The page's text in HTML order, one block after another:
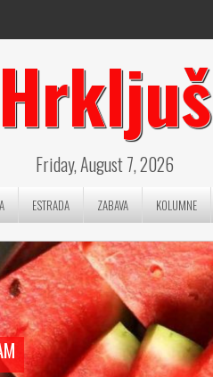
Hrkljuš
Friday, August 7, 2026
ESTRADA ZABAVA KOLUMNE